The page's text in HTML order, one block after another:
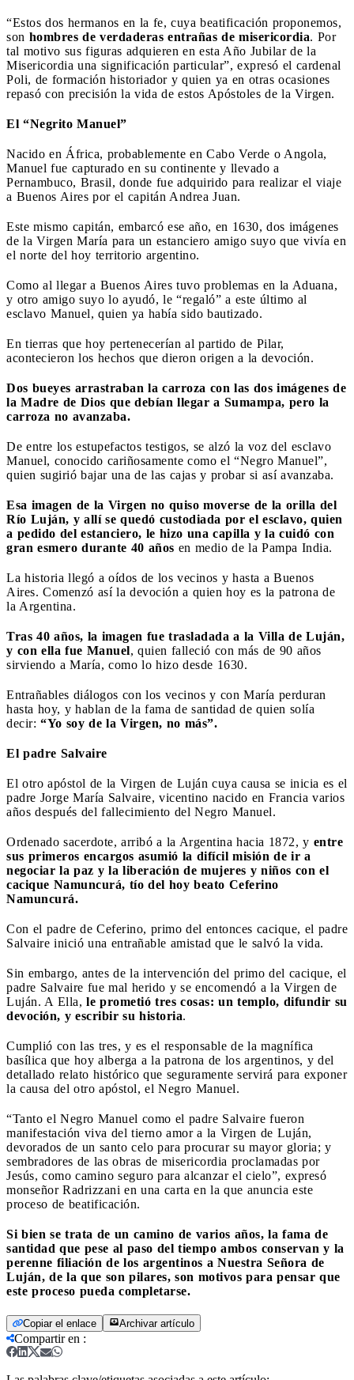
“Estos dos hermanos en la fe, cuya beatificación proponemos,
son hombres de verdaderas entrañas de misericordia. Por
tal motivo sus figuras adquieren en esta Año Jubilar de la
Misericordia una significación particular”, expresó el cardenal
Poli, de formación historiador y quien ya en otras ocasiones
repasó con precisión la vida de estos Apóstoles de la Virgen.
El “Negrito Manuel”
Nacido en África, probablemente en Cabo Verde o Angola,
Manuel fue capturado en su continente y llevado a
Pernambuco, Brasil, donde fue adquirido para realizar el viaje
a Buenos Aires por el capitán Andrea Juan.
Este mismo capitán, embarcó ese año, en 1630, dos imágenes
de la Virgen María para un estanciero amigo suyo que vivía en
el norte del hoy territorio argentino.
Como al llegar a Buenos Aires tuvo problemas en la Aduana,
y otro amigo suyo lo ayudó, le “regaló” a este último al
esclavo Manuel, quien ya había sido bautizado.
En tierras que hoy pertenecerían al partido de Pilar,
acontecieron los hechos que dieron origen a la devoción.
Dos bueyes arrastraban la carroza con las dos imágenes de
la Madre de Dios que debían llegar a Sumampa, pero la
carroza no avanzaba.
De entre los estupefactos testigos, se alzó la voz del esclavo
Manuel, conocido cariñosamente como el “Negro Manuel”,
quien sugirió bajar una de las cajas y probar si así avanzaba.
Esa imagen de la Virgen no quiso moverse de la orilla del
Río Luján, y allí se quedó custodiada por el esclavo, quien
a pedido del estanciero, le hizo una capilla y la cuidó con
gran esmero durante 40 años en medio de la Pampa India.
La historia llegó a oídos de los vecinos y hasta a Buenos
Aires. Comenzó así la devoción a quien hoy es la patrona de
la Argentina.
Tras 40 años, la imagen fue trasladada a la Villa de Luján,
y con ella fue Manuel, quien falleció con más de 90 años
sirviendo a María, como lo hizo desde 1630.
Entrañables diálogos con los vecinos y con María perduran
hasta hoy, y hablan de la fama de santidad de quien solía
decir: “Yo soy de la Virgen, no más”.
El padre Salvaire
El otro apóstol de la Virgen de Luján cuya causa se inicia es el
padre Jorge María Salvaire, vicentino nacido en Francia varios
años después del fallecimiento del Negro Manuel.
Ordenado sacerdote, arribó a la Argentina hacia 1872, y entre
sus primeros encargos asumió la difícil misión de ir a
negociar la paz y la liberación de mujeres y niños con el
cacique Namuncurá, tío del hoy beato Ceferino
Namuncurá.
Con el padre de Ceferino, primo del entonces cacique, el padre
Salvaire inició una entrañable amistad que le salvó la vida.
Sin embargo, antes de la intervención del primo del cacique, el
padre Salvaire fue mal herido y se encomendó a la Virgen de
Luján. A Ella, le prometió tres cosas: un templo, difundir su
devoción, y escribir su historia.
Cumplió con las tres, y es el responsable de la magnífica
basílica que hoy alberga a la patrona de los argentinos, y del
detallado relato histórico que seguramente servirá para exponer
la causa del otro apóstol, el Negro Manuel.
“Tanto el Negro Manuel como el padre Salvaire fueron
manifestación viva del tierno amor a la Virgen de Luján,
devorados de un santo celo para procurar su mayor gloria; y
sembradores de las obras de misericordia proclamadas por
Jesús, como camino seguro para alcanzar el cielo”, expresó
monseñor Radrizzani en una carta en la que anuncia este
proceso de beatificación.
Si bien se trata de un camino de varios años, la fama de
santidad que pese al paso del tiempo ambos conservan y la
perenne filiación de los argentinos a Nuestra Señora de
Luján, de la que son pilares, son motivos para pensar que
este proceso pueda completarse.
Copiar el enlace Archivar artículo
Compartir en :